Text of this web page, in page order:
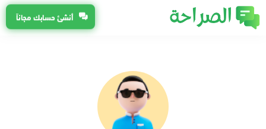
أنشئ حسابك مجاناً